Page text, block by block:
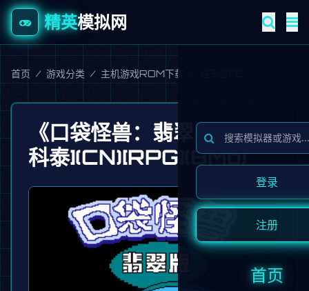
精英模拟网
登录
注册
首页
首页 / 游戏分类 / 主机游戏ROM下载
《口袋怪兽：翡翠版》[晶
科泰](CN)[RPG](8Mb)